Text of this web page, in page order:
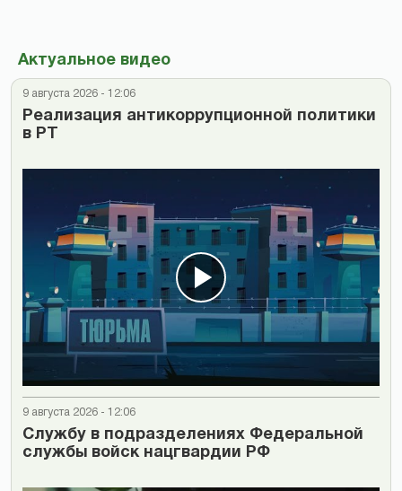
Актуальное видео
9 августа 2026 - 12:06
Реализация антикоррупционной политики
в РТ
9 августа 2026 - 12:06
Cлужбу в подразделениях Федеральной
службы войск нацгвардии РФ